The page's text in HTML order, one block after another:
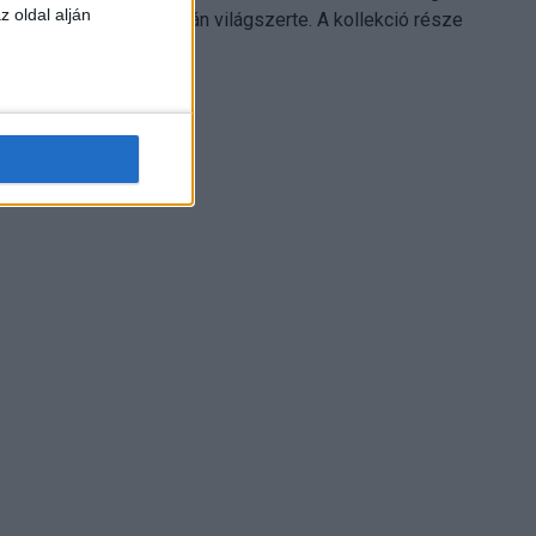
oldal alján
Electronics platformján világszerte. A kollekció része